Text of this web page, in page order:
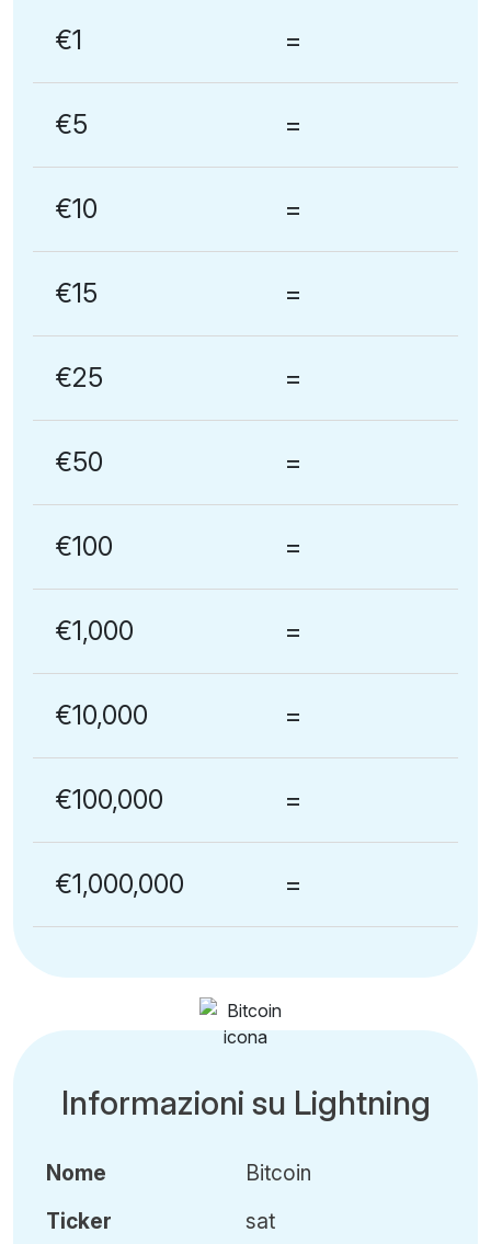
€1 =
€5 =
€10 =
€15 =
€25 =
€50 =
€100 =
€1,000 =
€10,000 =
€100,000 =
€1,000,000 =
Informazioni su Lightning
Nome
Ticker
Bitcoin
sat